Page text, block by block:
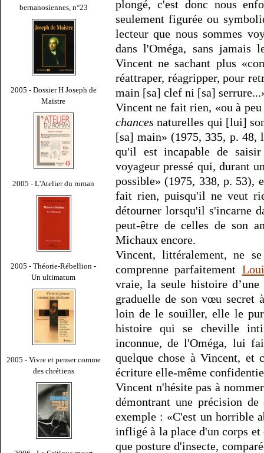
bernanosiennes, n°23
2005 - Dossier H Joseph de
Maistre
2005 - L'Atelier du roman
2005 - Théorie-Rébellion -
Un ultimatum
2005 - Vivre et penser comme
des chrétiens
plongé, c'est donc nous
seulement figurée ou
lecteur que nous sommes
dans l'Oméga, sans jamais
Vincent ne sachant plus
réattraper, réagripper, pour
main [sa] clef ni [sa]
Vincent ne fait rien, «ou à
chances naturelles qui [lui]
[sa] main» (1975, 335, p.
qu'il est incapable de
voyageur pressé qui, durant
possible» (1975, 338, p. 53),
fait rien, puisqu'il ne veut
détourner lorsqu'il s'incarne
peut-être de celles de son
Michaux encore.
Vincent, littéralement, ne
comprenne parfaitement
vraie, la seule histoire d’une
graduelle de son vœu secret
loin de le souiller, elle le
histoire qui se cheville
inconnue, de l'Oméga, lui
quelque chose à Vincent, et
écriture elle-même
Vincent n'hésite pas à
démontrant une précision
exemple : «C'est un horrible
infligé à la place d'un corps et
que posture d'insecte,